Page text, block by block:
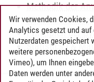
Methodik der
Prinzipien der
Statistics I &
Wir verwenden Cookies,
Analytics gesetzt und auf
Nutzerdaten gespeichert
weitere
Vimeo), um Ihnen
Daten werden unter